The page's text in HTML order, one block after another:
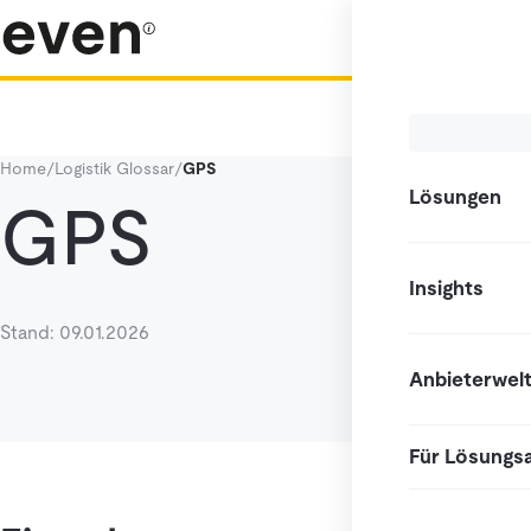
Lösungen
Insights
Anbieterwelt
Für
Home/Logistik Glossar/GPS
GPS
Stand: 09.01.2026